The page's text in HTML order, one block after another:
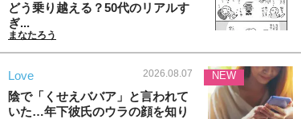
どう乗り越える？50代のリアルす
ぎ...
まなたろう
Love 2026.08.07
陰で「くせえババア」と言われて
いた…年下彼氏のウラの顔を知り
NEW